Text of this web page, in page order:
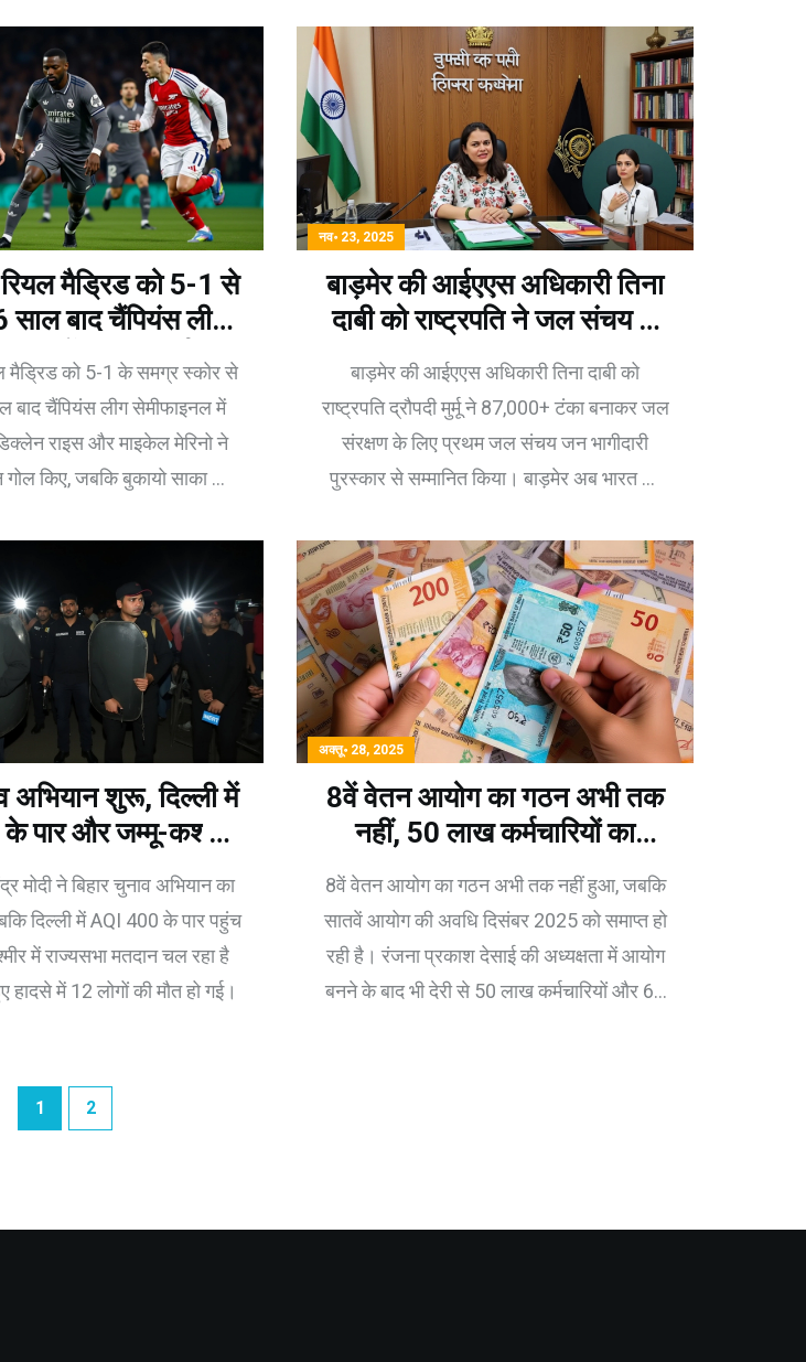
मैड्रिड को 5-1 से
साल बाद चैंपियंस लीग
में जगह बनाई
मैड्रिड को 5-1 के समग्र स्कोर से
बाद चैंपियंस लीग सेमीफाइनल में
राइस और माइकेल मेरिनो ने
किए, जबकि बुकायो साका और
की।
नव॰ 23, 2025
बाड़मेर की आईएएस अधिकारी तिना
दाबी को राष्ट्रपति ने जल संचय के
लिए दिया राष्ट्रीय पुरस्कार
बाड़मेर की आईएएस अधिकारी तिना दाबी को
राष्ट्रपति द्रौपदी मुर्मू ने 87,000+ टंका बनाकर जल
संरक्षण के लिए प्रथम जल संचय जन भागीदारी
पुरस्कार से सम्मानित किया। बाड़मेर अब भारत का
अभियान शुरू, दिल्ली में
पार और जम्मू-कश्मीर
मतदान
मोदी ने बिहार चुनाव अभियान का
दिल्ली में AQI 400 के पार पहुंच
में राज्यसभा मतदान चल रहा है
में 12 लोगों की मौत हो गई।
अक्तू॰ 28, 2025
8वें वेतन आयोग का गठन अभी तक
नहीं, 50 लाख कर्मचारियों का
इंतजार जारी
8वें वेतन आयोग का गठन अभी तक नहीं हुआ, जबकि
सातवें आयोग की अवधि दिसंबर 2025 को समाप्त हो
रही है। रंजना प्रकाश देसाई की अध्यक्षता में आयोग
बनने के बाद भी देरी से 50 लाख कर्मचारियों और 69
1 2